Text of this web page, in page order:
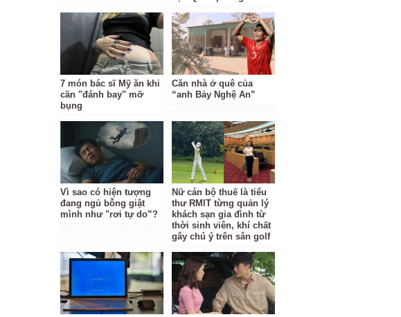
7 món bác sĩ Mỹ ăn khi
cần "đánh bay" mỡ
bụng
Căn nhà ở quê của
“anh Bảy Nghệ An”
Vì sao có hiện tượng
đang ngủ bỗng giật
mình như "rơi tự do”?
Nữ cán bộ thuế là tiểu
thư RMIT từng quản lý
khách sạn gia đình từ
thời sinh viên, khí chất
gây chú ý trên sân golf